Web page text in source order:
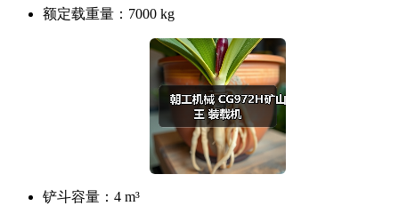
额定载重量： 7000 kg
铲斗容量： 4 m³